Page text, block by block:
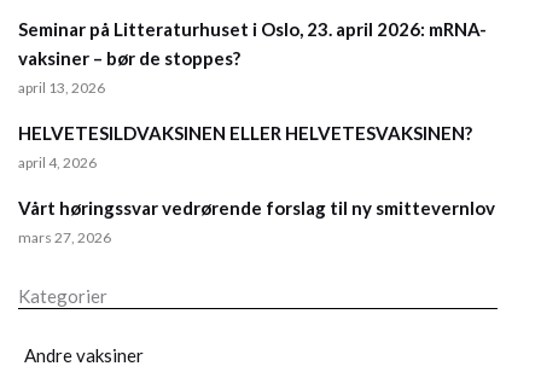
Seminar på Litteraturhuset i Oslo, 23. april 2026: mRNA-
vaksiner – bør de stoppes?
april 13, 2026
HELVETESILDVAKSINEN ELLER HELVETESVAKSINEN?
april 4, 2026
Vårt høringssvar vedrørende forslag til ny smittevernlov
mars 27, 2026
Kategorier
Andre vaksiner